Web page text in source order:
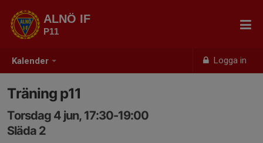
Kalender Logga in
ALNÖ IF
P11
Träning p11
Torsdag 4 jun, 17:30-19:00
Släda 2